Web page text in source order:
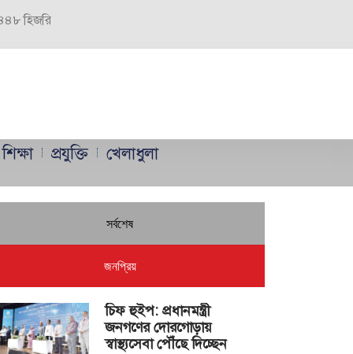
হিজরি
শিক্ষা প্রযুক্তি খেলাধুলা
সর্বশেষ
জনপ্রিয়
চিফ হুইপ: প্রধানমন্ত্রী
জনগণের দোরগোড়ায়
স্বাস্থ্যসেবা পৌঁছে দিচ্ছেন